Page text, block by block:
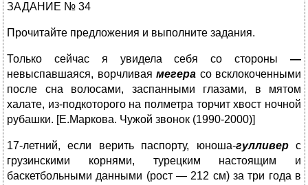
ЗАДАНИЕ № 34
Прочитайте предложения и выполните задания.
Только сейчас я увиделасебя со стороны ―
невыспавшаяся, ворчливая мегера со всклокоченными
после
сна
волосами, заспанными глазами, в мятом
халате, из-подкоторого на полметра торчит хвост ночной
рубашки. [Е.Маркова. Чужой звонок (1990-2000)]
17-летний, если верить паспорту, юноша-гулливерс
грузинскими корнями, турецким настоящим и
баскетбольными данными (рост ― 212 см) за три года в